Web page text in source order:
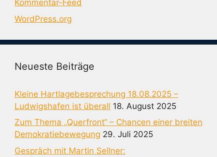
Kommentar-Feed
WordPress.org
Neueste Beiträge
Kleine Hartlagebesprechung 18.08.2025 –
Ludwigshafen ist überall 18. August 2025
Zum Thema „Querfront“ – Chancen einer breiten
Demokratiebewegung 29. Juli 2025
Gespräch mit Martin Sellner: